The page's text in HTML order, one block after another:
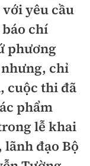
yêu cầu
chí
phương
chỉ
cuộc thi đã
phẩm
lễ khai
đạo Bộ